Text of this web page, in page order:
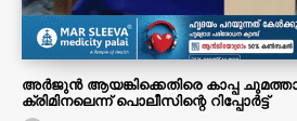
അർജുൻ ആയങ്കിക്കെതിരെ കാപ്പ
ക്രിമിനലെന്ന് പൊലീസിന്റെ റിപ്പോർട്ട്